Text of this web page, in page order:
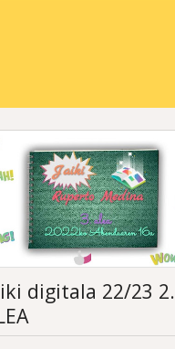
digitala 22/23 2.